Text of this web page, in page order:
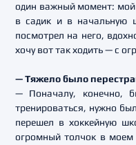
один важный момент: мой
в садик и в начальную
посмотрел на него,
хочу вот так ходить — с
— Тяжело было
— Поначалу, конечно,
тренироваться, нужно
перешел в хоккейную
огромный толчок в моем